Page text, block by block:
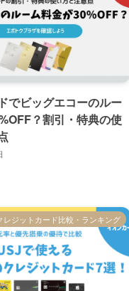
でビッグエコーのルー
？割引・特典の使
レジットカード比較・ランキング